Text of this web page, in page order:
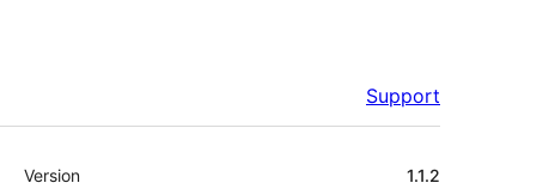
Support
Meta
Version 1.1.2